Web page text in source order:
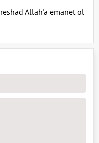
Allah'a emanet ol